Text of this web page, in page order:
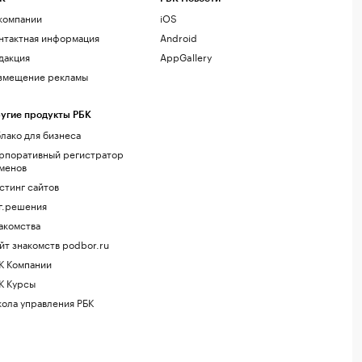
информация
рекламы
продукты РБК
для бизнеса
регистратор
сайтов
знакомств podbor.ru
Компании
Курсы
управления РБК
iOS
Android
AppGallery